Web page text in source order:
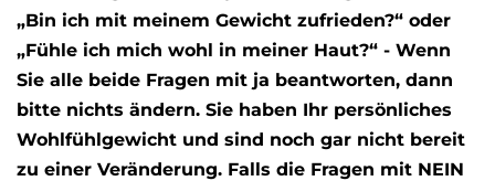
„Bin ich mit meinem Gewicht zufrieden?“ oder
„Fühle ich mich wohl in meiner Haut?“ - Wenn
Sie alle beide Fragen mit ja beantworten, dann
bitte nichts ändern. Sie haben Ihr persönliches
Wohlfühlgewicht und sind noch gar nicht bereit
zu einer Veränderung. Falls die Fragen mit NEIN